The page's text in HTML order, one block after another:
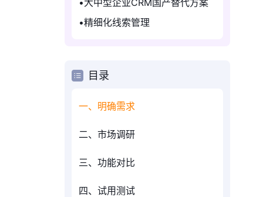
大中型企业CRM国产替代方案
精细化线索管理
目录
一、明确需求
二、市场调研
三、功能对比
四、试用测试